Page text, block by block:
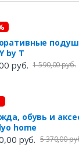
by T
руб. 1 590,00 руб.
обувь и
home
руб. 5 370,00